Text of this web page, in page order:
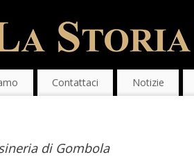
Contattaci Notizie
di Gombola